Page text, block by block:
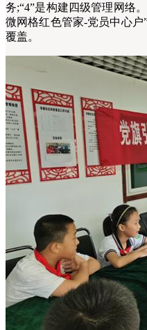
务;“4”是构建四级管理网络
微网格红色管家-党员中心
覆盖。